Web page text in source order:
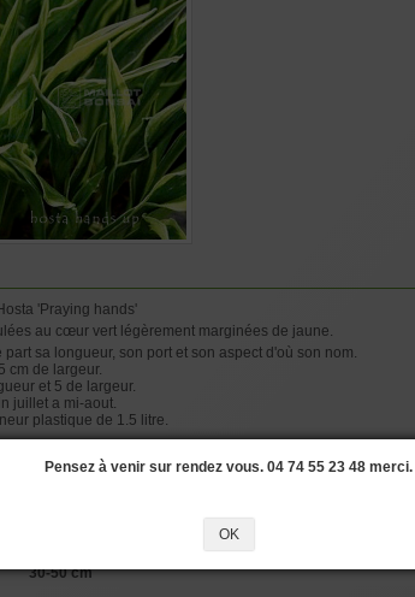
'Praying hands'
au cœur vert légèrement marginées de jaune.
sa longueur, son port et son aspect d'où son nom.
cm de largeur.
et 5 de largeur.
juillet a mi-aout.
plastique de 1.5 litre.
30-50 cm
Pensez à venir sur rendez vous. 04 74 55 23 48 merci.
OK